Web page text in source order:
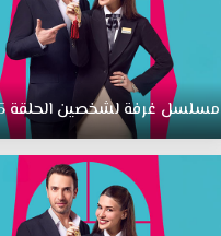
مسلسل غرفة لشخصين الحلقة 5